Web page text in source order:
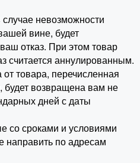
невозможности
вине, будет
отказ. При этом товар
считается аннулированным.
товара, перечисленная
будет возвращена вам не
дней с даты
со сроками и условиями
направить по адресам